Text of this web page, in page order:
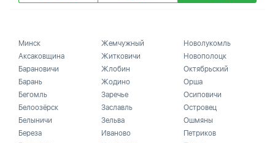
Минск
Аксаковщина
Барановичи
Барань
Бегомль
Белоозёрск
Белыничи
Береза
Жемчужный
Житковичи
Жлобин
Жодино
Заречье
Заславль
Зельва
Иваново
Новолукомль
Новополоцк
Октябрьский
Орша
Осиповичи
Островец
Ошмяны
Петриков